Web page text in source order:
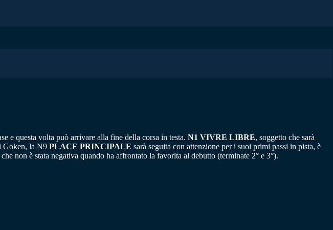
e questa volta può arrivare alla fine della corsa in testa. N1 VIVRE LIBRE, soggetto che sarà
Goken, la N9 PLACE PRINCIPALE sarà seguita con attenzione per i suoi primi passi in pista, è
che non è stata negativa quando ha affrontato la favorita al debutto (terminate 2° e 3°).